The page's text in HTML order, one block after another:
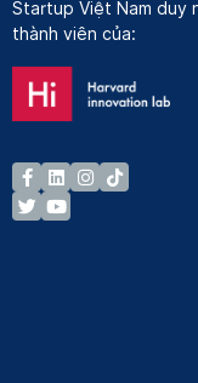
Startup Việt Nam duy
thành viên của: